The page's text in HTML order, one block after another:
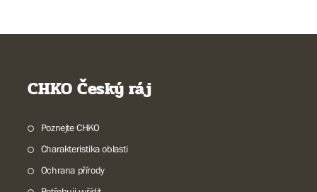
CHKO Český ráj
Poznejte CHKO
Charakteristika oblasti
Ochrana přírody